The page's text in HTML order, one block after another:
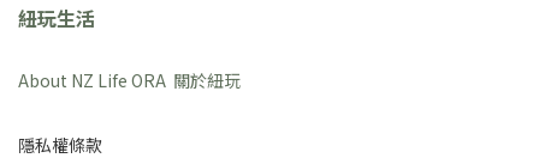
紐玩生活
About NZ Life ORA 關於紐玩
隱私權條款